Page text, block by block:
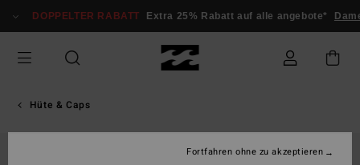
zur
springen
DOPPELTER RABATT Extra 25% Rabatt auf alle angebote* Damen
Hüte & Caps
Fortfahren ohne zu akzeptieren